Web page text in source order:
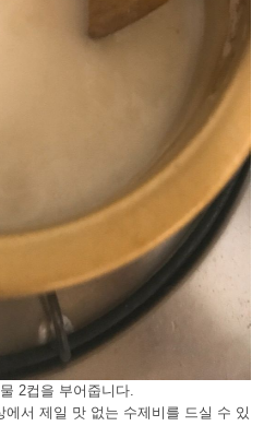
2컵을 부어줍니다.
서 제일 맛 없는 수제비를 드실 수 있